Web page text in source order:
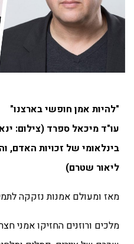
"להיות אמן חופשי בארצנו"
עו"ד מיכאל ספרד (צילום:
בינלאומי של זכויות האדם,
ליאור שטרם)
מאז ומעולם אמנות נזקקה
מלכים ורוזנים החזיקו אמני